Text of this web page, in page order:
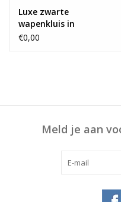
Luxe zwarte
wapenkluis in
Amerikaanse stijl 1837
€0,00
Meld je aan